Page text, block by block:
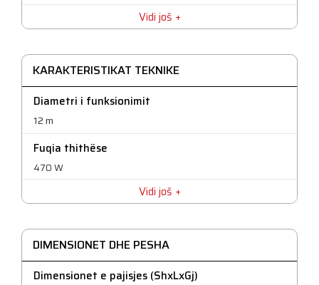
Vidi još
KARAKTERISTIKAT TEKNIKE
Diametri i funksionimit
12 m
Fuqia thithëse
470 W
Kapaciteti i enës për pluhur
13 l
Vidi još
DIMENSIONET DHE PESHA
Dimensionet e pajisjes (ShxLxGj)